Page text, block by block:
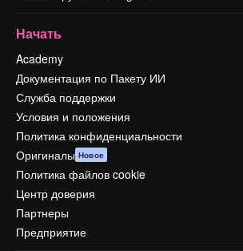
Начать
Academy
Документация по Пакету ИИ
Служба поддержки
Условия и положения
Политика конфиденциальности
Оригиналы Новое
Политика файлов cookie
Центр доверия
Партнеры
Предприятие